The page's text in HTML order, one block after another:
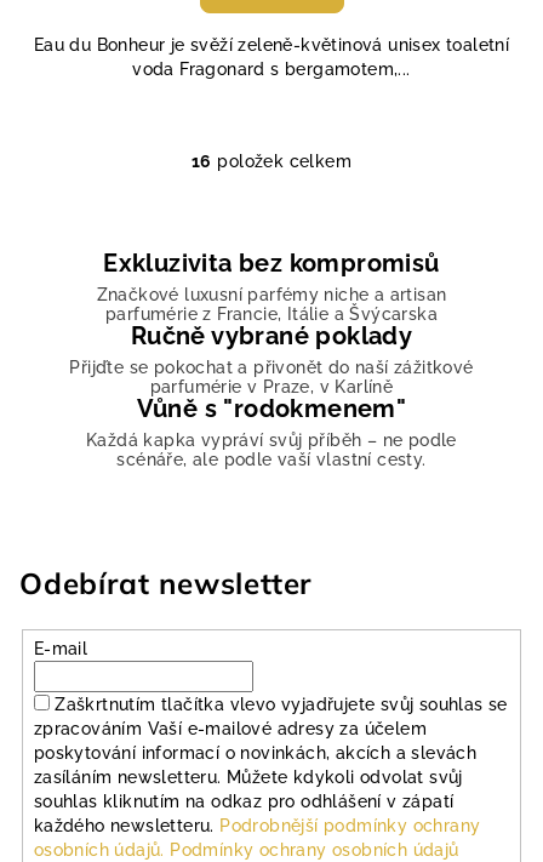
z
5
Eau du Bonheur je svěží zeleně-květinová unisex toaletní
voda Fragonard s bergamotem,...
O
á
d
a
c
í
p
r
v
p
16 položek celkem
Exkluzivita bez kompromisů
Značkové luxusní parfémy niche a artisan
parfumérie z Francie, Itálie a Švýcarska
Ručně vybrané poklady
Přijďte se pokochat a přivonět do naší zážitkové
parfumérie v Praze, v Karlíně
Vůně s "rodokmenem"
Každá kapka vypráví svůj příběh – ne podle
scénáře, ale podle vaší vlastní cesty.
Odebírat newsletter
E-mail
Zaškrtnutím tlačítka vlevo vyjadřujete svůj souhlas se
zpracováním Vaší e-mailové adresy za účelem
poskytování informací o novinkách, akcích a slevách
zasíláním newsletteru. Můžete kdykoli odvolat svůj
souhlas kliknutím na odkaz pro odhlášení v zápatí
každého newsletteru. Podrobnější podmínky ochrany
osobních údajů. Podmínky ochrany osobních údajů